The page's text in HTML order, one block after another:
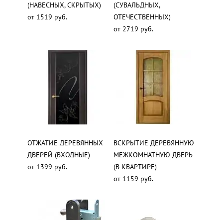
(НАВЕСНЫХ, СКРЫТЫХ)
от 1519 руб.
(СУВАЛЬДНЫХ,
ОТЕЧЕСТВЕННЫХ)
от 2719 руб.
ОТЖАТИЕ ДЕРЕВЯННЫХ
ДВЕРЕЙ (ВХОДНЫЕ)
от 1399 руб.
ВСКРЫТИЕ ДЕРЕВЯННУЮ
МЕЖКОМНАТНУЮ ДВЕРЬ
(В КВАРТИРЕ)
от 1159 руб.